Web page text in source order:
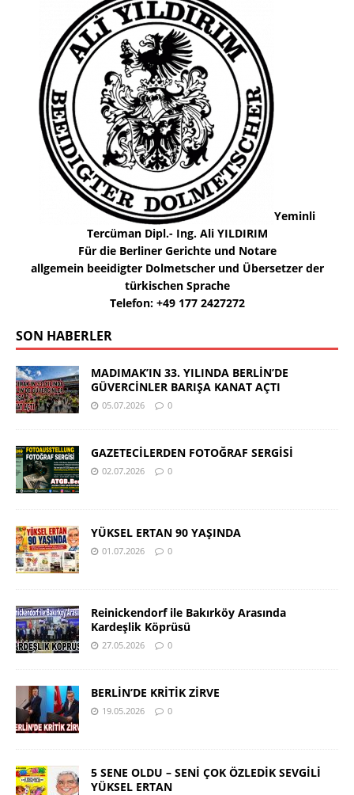
Yeminli
Tercüman Dipl.- Ing. Ali YILDIRIM
Für die Berliner Gerichte und Notare
allgemein beeidigter Dolmetscher und Übersetzer der
türkischen Sprache
Telefon: +49 177 2427272
SON HABERLER
MADIMAK’IN 33. YILINDA BERLİN’DE
GÜVERCİNLER BARIŞA KANAT AÇTI
05.07.2026 0
GAZETECİLERDEN FOTOĞRAF SERGİSİ
02.07.2026 0
YÜKSEL ERTAN 90 YAŞINDA
01.07.2026 0
Reinickendorf ile Bakırköy Arasında
Kardeşlik Köprüsü
27.05.2026 0
BERLİN’DE KRİTİK ZİRVE
19.05.2026 0
5 SENE OLDU – SENİ ÇOK ÖZLEDİK SEVGİLİ
YÜKSEL ERTAN